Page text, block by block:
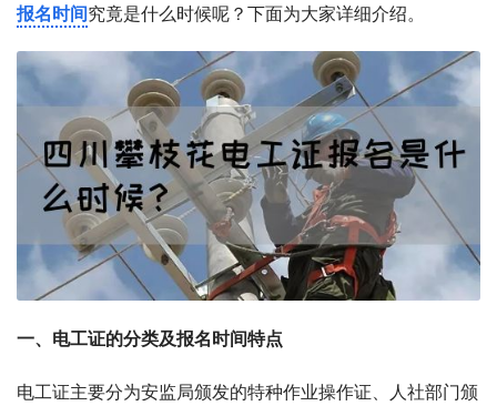
报名时间究竟是什么时候呢？下面为大家详细介绍。
一、电工证的分类及报名时间特点
电工证主要分为安监局颁发的特种作业操作证、人社部门颁